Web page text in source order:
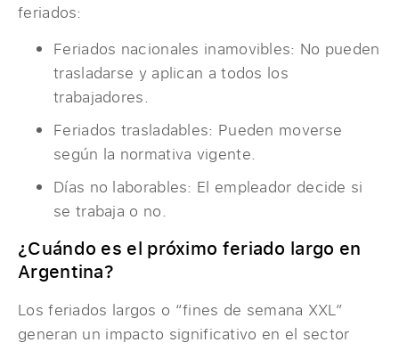
feriados:
Feriados nacionales inamovibles: No pueden
trasladarse y aplican a todos los
trabajadores.
Feriados trasladables: Pueden moverse
según la normativa vigente.
Días no laborables: El empleador decide si
se trabaja o no.
¿Cuándo es el próximo feriado largo en
Argentina?
Los feriados largos o “fines de semana XXL”
generan un impacto significativo en el sector